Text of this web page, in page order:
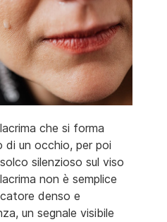
che si forma
di un occhio, per poi
silenzioso sul viso
non è semplice
denso e
un segnale visibile